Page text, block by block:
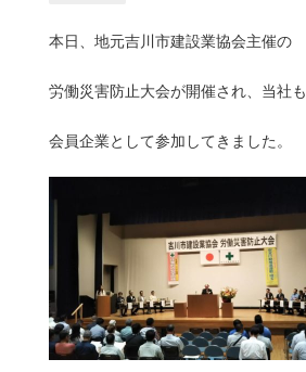
本日、地元吉川市建設業協会主催の
労働災害防止大会が開催され、当社も
会員企業として参加してきました。